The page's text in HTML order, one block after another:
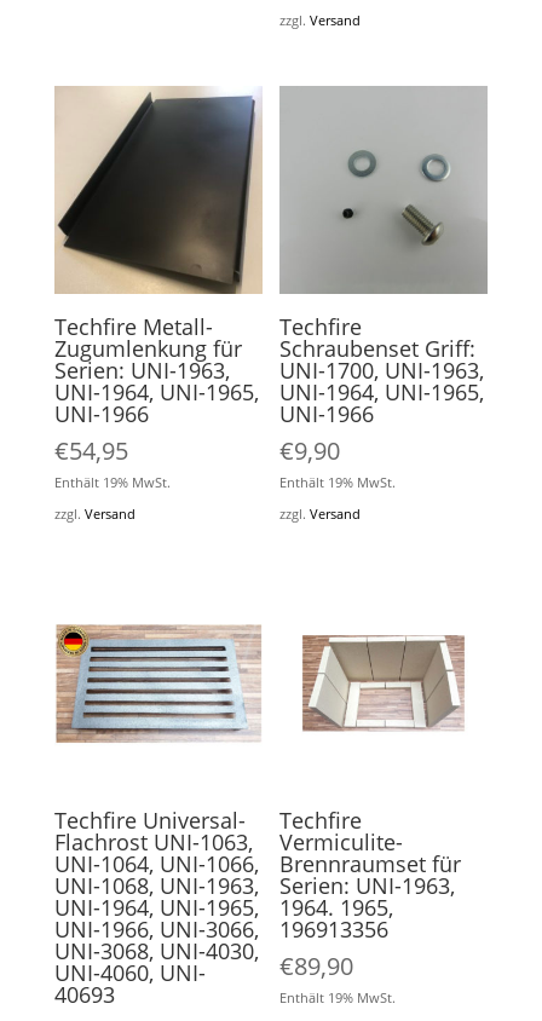
zzgl.Versand
Techfire Metall-
Zugumlenkung für
Serien: UNI-1963,
UNI-1964, UNI-1965,
UNI-1966
€54,95
Enthält 19% MwSt.
zzgl. Versand
Techfire
Schraubenset Griff:
UNI-1700, UNI-1963,
UNI-1964, UNI-1965,
UNI-1966
€9,90
Enthält 19% MwSt.
zzgl.Versand
Techfire Universal-
Flachrost UNI-1063,
UNI-1064, UNI-1066,
UNI-1068, UNI-1963,
UNI-1964, UNI-1965,
UNI-1966, UNI-3066,
UNI-3068, UNI-4030,
UNI-4060, UNI-
40693
Techfire
Vermiculite-
Brennraumset für
Serien: UNI-1963,
1964. 1965,
196913356
€89,90
Enthält 19% MwSt.